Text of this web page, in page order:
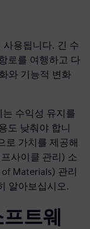
사용됩니다. 긴 수
로를 여행하고 다
와 기능적 변화
수익성 유지를
도 낮춰야 합니
로 가치를 제공해
사이클 관리) 소
Materials) 관리
알아보십시오.
트웨